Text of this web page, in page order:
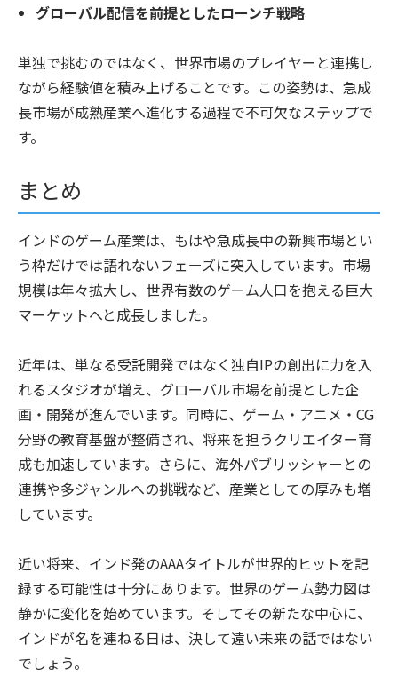
グローバル配信を前提としたローンチ戦略
単独で挑むのではなく、世界市場のプレイヤーと連携し
ながら経験値を積み上げることです。この姿勢は、急成
長市場が成熟産業へ進化する過程で不可欠なステップで
す。
まとめ
インドのゲーム産業は、もはや急成長中の新興市場とい
う枠だけでは語れないフェーズに突入しています。市場
規模は年々拡大し、世界有数のゲーム人口を抱える巨大
マーケットへと成長しました。
近年は、単なる受託開発ではなく独自IPの創出に力を入
れるスタジオが増え、グローバル市場を前提とした企
画・開発が進んでいます。同時に、ゲーム・アニメ・CG
分野の教育基盤が整備され、将来を担うクリエイター育
成も加速しています。さらに、海外パブリッシャーとの
連携や多ジャンルへの挑戦など、産業としての厚みも増
しています。
近い将来、インド発のAAAタイトルが世界的ヒットを記
録する可能性は十分にあります。世界のゲーム勢力図は
静かに変化を始めています。そしてその新たな中心に、
インドが名を連ねる日は、決して遠い未来の話ではない
でしょう。